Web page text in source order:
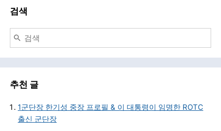
검색
추천 글
1군단장 한기성 중장 프로필 & 이 대통령이 임명한 ROTC
출신 군단장